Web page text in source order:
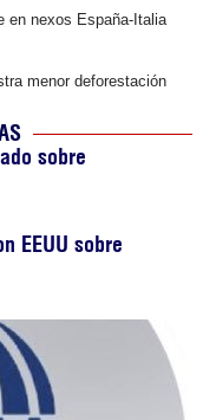
en nexos España-Italia
menor deforestación
sobre
EEUU sobre